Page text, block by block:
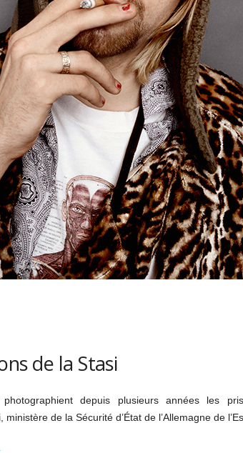
de la Stasi
depuis plusieurs années les
de la Sécurité d’État de l’Allemagne de